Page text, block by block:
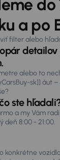
do
a po
filter alebo
alebo to
sk]] áut
ste
a my Vám
deň 8:00 - 21:00.
konkrétne